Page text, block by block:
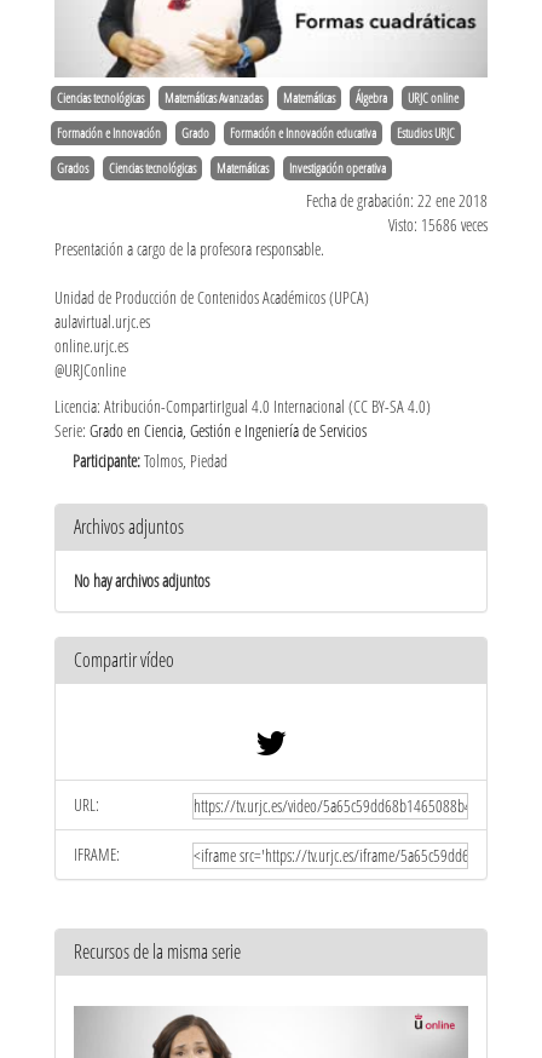
Ciencias tecnológicas Matemáticas Avanzadas Matemáticas Álgebra URJC online
Formación e Innovación Grado Formación e Innovación educativa Estudios URJC
Grados Ciencias tecnológicas Matemáticas Investigación operativa
Fecha de grabación: 22 ene 2018
Visto: 15686 veces
Presentación a cargo de la profesora responsable.
Unidad de Producción de Contenidos Académicos (UPCA)
aulavirtual.urjc.es
online.urjc.es
@URJConline
Licencia: Atribución-CompartirIgual 4.0 Internacional (CC BY-SA 4.0)
Serie: Grado en Ciencia, Gestión e Ingeniería de Servicios
Participante:Tolmos, Piedad
Archivos adjuntos
No hay archivos adjuntos
Compartir vídeo
URL:
IFRAME:
Recursos de la misma serie